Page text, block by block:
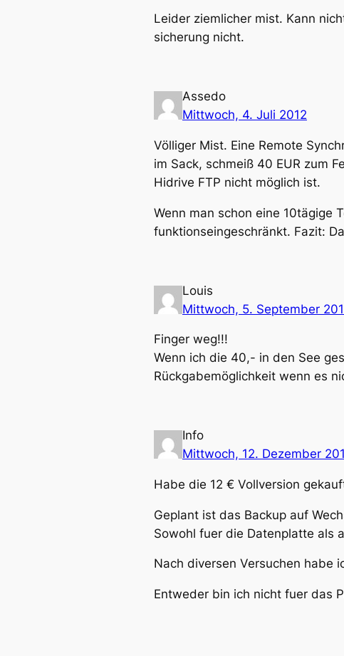
Leider ziemlicher mist. Kann
sicherung nicht.
Assedo
Mittwoch, 4. Juli 2012
Völliger Mist. Eine Remote
im Sack, schmeiß 40 EUR zum
Hidrive FTP nicht möglich ist.
Wenn man schon eine 10tägige
funktionseingeschränkt. Fazit:
Louis
Mittwoch, 5. September
Finger weg!!!
Wenn ich die 40,- in den See
Rückgabemöglichkeit wenn es
Info
Mittwoch, 12. Dezember
Habe die 12 € Vollversion
Geplant ist das Backup auf
Sowohl fuer die Datenplatte als
Nach diversen Versuchen habe
Entweder bin ich nicht fuer das